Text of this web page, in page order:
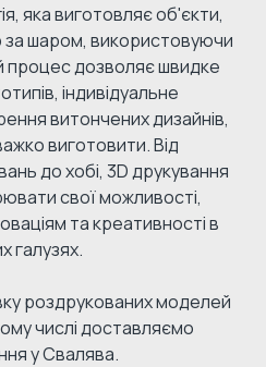
яка виготовляє об'єкти,
шаром, використовуючи
дозволяє швидке
індивідуальне
витончених дизайнів,
виготовити. Від
до хобі, 3D друкування
свої можливості,
та креативності в
галузях.
роздрукованих моделей
числі доставляємо
у Свалява.